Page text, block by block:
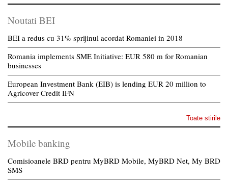
Noutati BEI
BEI a redus cu 31% sprijinul acordat Romaniei in 2018
Romania implements SME Initiative: EUR 580 m for Romanian
businesses
European Investment Bank (EIB) is lending EUR 20 million to
Agricover Credit IFN
Toate stirile
Mobile banking
Comisioanele BRD pentru MyBRD Mobile, MyBRD Net, My BRD
SMS